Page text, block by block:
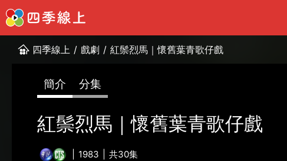
四季線上 / 戲劇 / 紅鬃烈馬｜懷舊葉青歌仔戲
簡介 分集
紅鬃烈馬｜懷舊葉青歌仔戲
1983 共30集